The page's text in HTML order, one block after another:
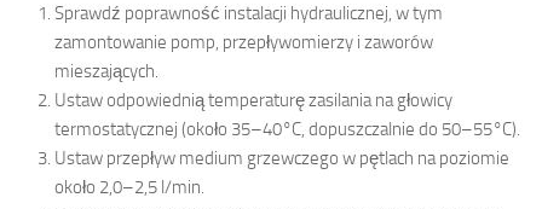
Sprawdź poprawność instalacji hydraulicznej, w tym
zamontowanie pomp, przepływomierzy i zaworów
mieszających.
Ustaw odpowiednią temperaturę zasilania na głowicy
termostatycznej (około 35–40°C, dopuszczalnie do 50–55°C).
Ustaw przepływ medium grzewczego w pętlach na poziomie
około 2,0–2,5 l/min.